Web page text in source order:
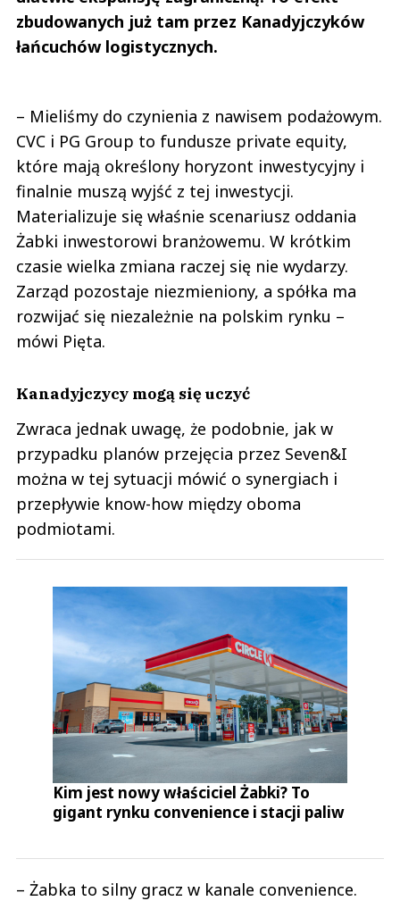
zbudowanych już tam przez Kanadyjczyków
łańcuchów logistycznych.
– Mieliśmy do czynienia z nawisem podażowym.
CVC i PG Group to fundusze private equity,
które mają określony horyzont inwestycyjny i
finalnie muszą wyjść z tej inwestycji.
Materializuje się właśnie scenariusz oddania
Żabki inwestorowi branżowemu. W krótkim
czasie wielka zmiana raczej się nie wydarzy.
Zarząd pozostaje niezmieniony, a spółka ma
rozwijać się niezależnie na polskim rynku –
mówi Pięta.
Kanadyjczycy mogą się uczyć
Zwraca jednak uwagę, że podobnie, jak w
przypadku planów przejęcia przez Seven&I
można w tej sytuacji mówić o synergiach i
przepływie know-how między oboma
podmiotami.
Kim jest nowy właściciel Żabki? To
gigant rynku convenience i stacji paliw
– Żabka to silny gracz w kanale convenience.